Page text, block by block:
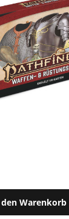
Warenkorb